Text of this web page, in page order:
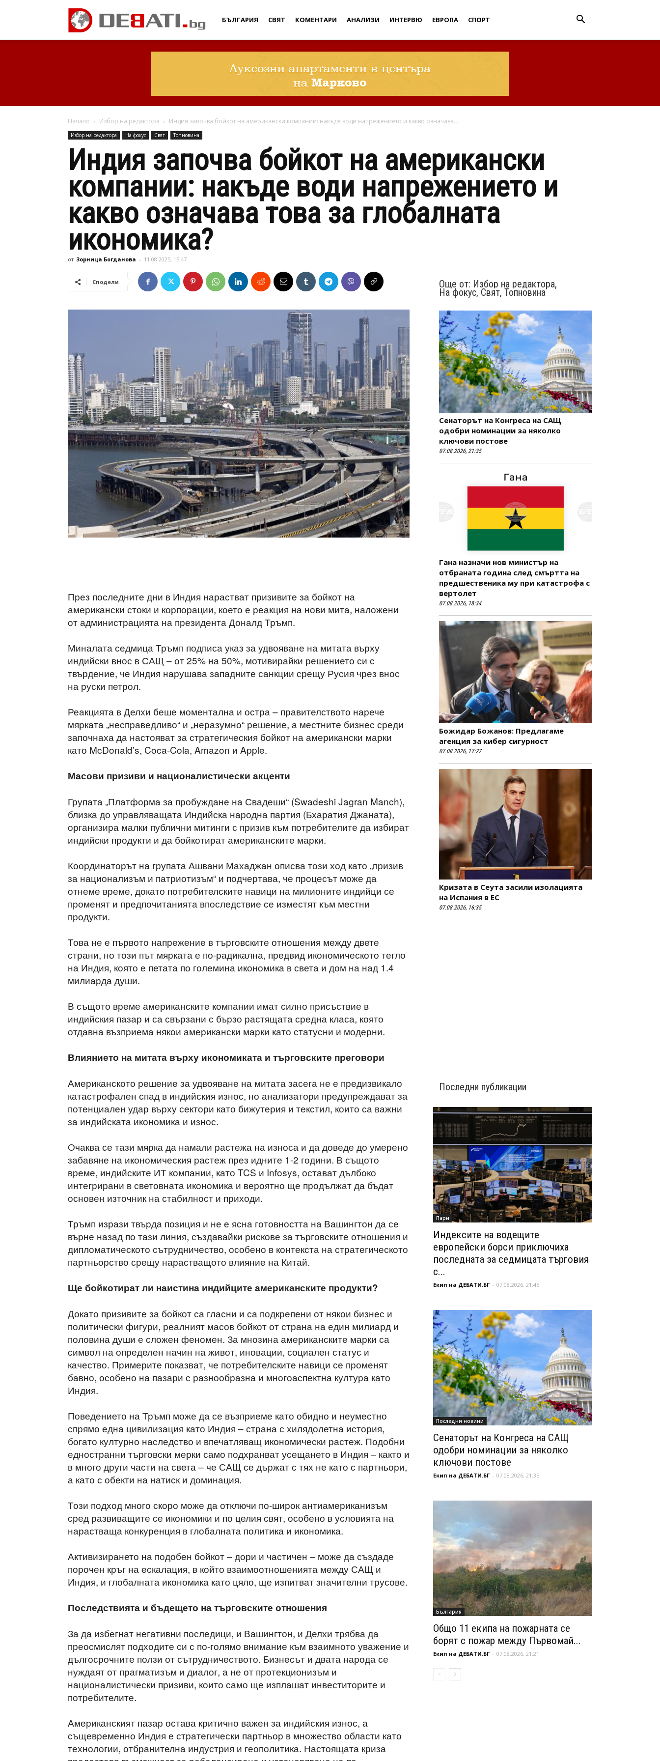
Дебати
БЪЛГАРИЯ СВЯТ КОМЕНТАРИ АНАЛИЗИ ИНТЕРВЮ ЕВРОПА СПОРТ
Начало Избор на редактора Индия започва бойкот на американски компании: накъде води напрежението и какво означава...
Избор на редактора На фокус Свят Топновина
Индия започва бойкот на американски
компании: накъде води напрежението и
какво означава това за глобалната
икономика?
от Зорница Богданова - 11.08.2025, 15:47
Сподели
През последните дни в Индия нарастват призивите за бойкот на
американски стоки и корпорации, което е реакция на нови мита, наложени
от администрацията на президента Доналд Тръмп.
Миналата седмица Тръмп подписа указ за удвояване на митата върху
индийски внос в САЩ – от 25% на 50%, мотивирайки решението си с
твърдение, че Индия нарушава западните санкции срещу Русия чрез внос
на руски петрол.
Реакцията в Делхи беше моментална и остра – правителството нарече
мярката „несправедливо“ и „неразумно“ решение, а местните бизнес среди
започнаха да настояват за стратегическия бойкот на американски марки
като McDonald’s, Coca-Cola, Amazon и Apple.
Масови призиви и националистически акценти
Групата „Платформа за пробуждане на Свадеши“ (Swadeshi Jagran Manch),
близка до управляващата Индийска народна партия (Бхаратия Джаната),
организира малки публични митинги с призив към потребителите да избират
индийски продукти и да бойкотират американските марки.
Координаторът на групата Ашвани Махаджан описва този ход като „призив
за национализъм и патриотизъм“ и подчертава, че процесът може да
отнеме време, докато потребителските навици на милионите индийци се
променят и предпочитанията впоследствие се изместят към местни
продукти.
Това не е първото напрежение в търговските отношения между двете
страни, но този път мярката е по-радикална, предвид икономическото тегло
на Индия, която е петата по големина икономика в света и дом на над 1.4
милиарда души.
В същото време американските компании имат силно присъствие в
индийския пазар и са свързани с бързо растящата средна класа, която
отдавна възприема някои американски марки като статусни и модерни.
Влиянието на митата върху икономиката и търговските преговори
Американското решение за удвояване на митата засега не е предизвикало
катастрофален спад в индийския износ, но анализатори предупреждават за
потенциален удар върху сектори като бижутерия и текстил, които са важни
за индийската икономика и износ.
Очаква се тази мярка да намали растежа на износа и да доведе до умерено
забавяне на икономическия растеж през идните 1-2 години. В същото
време, индийските ИТ компании, като TCS и Infosys, остават дълбоко
интегрирани в световната икономика и вероятно ще продължат да бъдат
основен източник на стабилност и приходи.
Тръмп изрази твърда позиция и не е ясна готовността на Вашингтон да се
върне назад по тази линия, създавайки рискове за търговските отношения и
дипломатическото сътрудничество, особено в контекста на стратегическото
партньорство срещу нарастващото влияние на Китай.
Ще бойкотират ли наистина индийците американските продукти?
Докато призивите за бойкот са гласни и са подкрепени от някои бизнес и
политически фигури, реалният масов бойкот от страна на един милиард и
половина души е сложен феномен. За мнозина американските марки са
символ на определен начин на живот, иновации, социален статус и
качество. Примерите показват, че потребителските навици се променят
бавно, особено на пазари с разнообразна и многоаспектна култура като
Индия.
Поведението на Тръмп може да се възприеме като обидно и неуместно
спрямо една цивилизация като Индия – страна с хилядолетна история,
богато културно наследство и впечатляващ икономически растеж. Подобни
едностранни търговски мерки само подхранват усещането в Индия – както и
в много други части на света – че САЩ се държат с тях не като с партньори,
а като с обекти на натиск и доминация.
Този подход много скоро може да отключи по-широк антиамериканизъм
сред развиващите се икономики и по целия свят, особено в условията на
нарастваща конкуренция в глобалната политика и икономика.
Активизирането на подобен бойкот – дори и частичен – може да създаде
порочен кръг на ескалация, в който взаимоотношенията между САЩ и
Индия, и глобалната икономика като цяло, ще изпитват значителни трусове.
Последствията и бъдещето на търговските отношения
За да избегнат негативни последици, и Вашингтон, и Делхи трябва да
преосмислят подходите си с по-голямо внимание към взаимното уважение и
дългосрочните ползи от сътрудничеството. Бизнесът и двата народа се
нуждаят от прагматизъм и диалог, а не от протекционизъм и
националистически призиви, които само ще изплашат инвеститорите и
потребителите.
Американският пазар остава критично важен за индийския износ, а
същевременно Индия е стратегически партньор в множество области като
технологии, отбранителна индустрия и геополитика. Настоящата криза
Още от: Избор на редактора,
На фокус, Свят, Топновина
Сенаторът на Конгреса на САЩ
одобри номинации за няколко
ключови постове
07.08.2026, 21:35
Гана назначи нов министър на
отбраната година след смъртта на
предшественика му при катастрофа с
вертолет
07.08.2026, 18:34
Божидар Божанов: Предлагаме
агенция за кибер сигурност
07.08.2026, 17:27
Кризата в Сеута засили изолацията
на Испания в ЕС
07.08.2026, 16:35
Последни публикации
Пари
Индексите на водещите
европейски борси приключиха
последната за седмицата търговия
с...
Екип на ДЕБАТИ.БГ - 07.08.2026, 21:45
Последни новини
Сенаторът на Конгреса на САЩ
одобри номинации за няколко
ключови постове
Екип на ДЕБАТИ.БГ - 07.08.2026, 21:35
България
Общо 11 екипа на пожарната се
борят с пожар между Първомай...
Екип на ДЕБАТИ.БГ - 07.08.2026, 21:21